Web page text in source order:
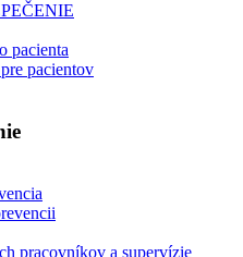
pacienta
pacientov
pracovníkov a supervízie